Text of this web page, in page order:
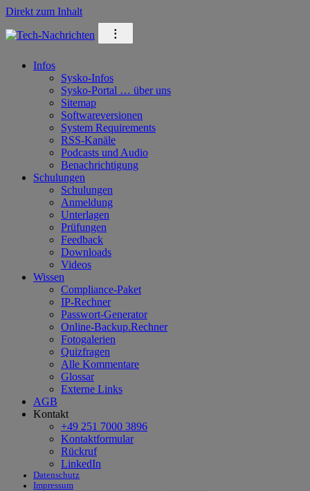
Direkt zum Inhalt
⁝
Infos
Sysko-Infos
Sysko-Portal … über uns
Sitemap
Softwareversionen
System Requirements
RSS-Kanäle
Podcasts und Audio
Benachrichtigung
Schulungen
Schulungen
Anmeldung
Unterlagen
Prüfungen
Feedback
Downloads
Videos
Wissen
Compliance-Paket
IP-Rechner
Passwort-Generator
Online-Backup.Rechner
Fotogalerien
Quizfragen
Alle Kommentare
Glossar
Externe Links
AGB
Kontakt
+49 251 7000 3896
Kontaktformular
Rückruf
LinkedIn
Datenschutz
Impressum